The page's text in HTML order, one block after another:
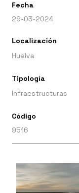
Fecha
29-03-2024
Localización
Huelva
Tipología
Infraestructuras
Código
9516